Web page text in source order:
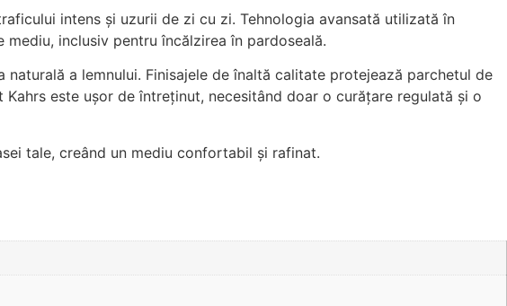
intens și uzurii de zi cu zi. Tehnologia avansată utilizată în
inclusiv pentru încălzirea în pardoseală.
a lemnului. Finisajele de înaltă calitate protejează parchetul de
este ușor de întreținut, necesitând doar o curățare regulată și o
tale, creând un mediu confortabil și rafinat.